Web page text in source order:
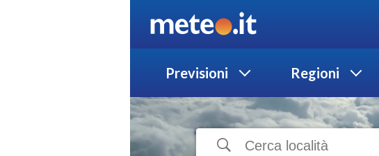
Previsioni Regioni